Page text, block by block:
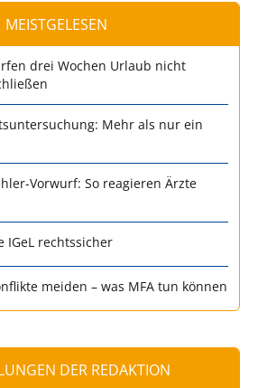
MEISTGELESEN
drei Wochen Urlaub nicht
Mehr als nur ein
Vorwurf: So reagieren Ärzte
IGeL rechtssicher
meiden – was MFA tun können
DER REDAKTION